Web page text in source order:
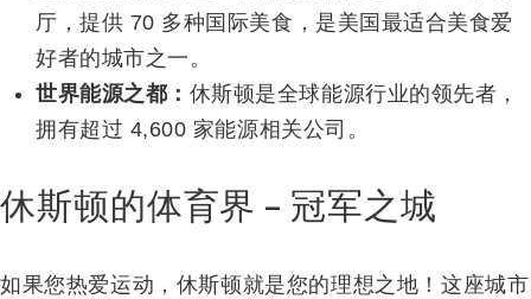
厅，提供 70 多种国际美食，是美国最适合美食爱
好者的城市之一。
世界能源之都： 休斯顿是全球能源行业的领先者，
拥有超过 4,600 家能源相关公司。
休斯顿的体育界 – 冠军之城
如果您热爱运动，休斯顿就是您的理想之地！这座城市